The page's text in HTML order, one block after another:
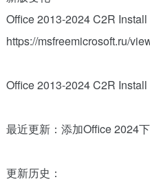
Office 2013-2024 C2R
https://msfreemicrosoft.ru/
Office 2013-2024 C2R
最近更新：添加Office 2024
更新历史：